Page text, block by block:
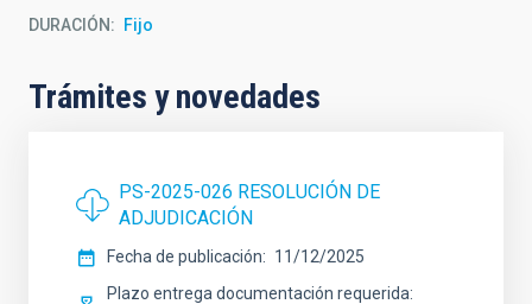
DURACIÓN Fijo
Trámites y novedades
PS-2025-026 RESOLUCIÓN DE
ADJUDICACIÓN
Fecha de publicación
11/12/2025
Plazo entrega documentación requerida